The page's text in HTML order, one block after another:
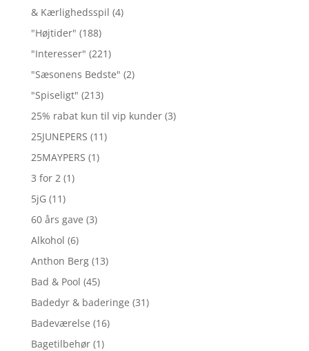
& Kærlighedsspil (4)
"Højtider" (188)
"Interesser" (221)
"Sæsonens Bedste" (2)
"Spiseligt" (213)
25% rabat kun til vip kunder (3)
25JUNEPERS (11)
25MAYPERS (1)
3 for 2 (1)
5jG (11)
60 års gave (3)
Alkohol (6)
Anthon Berg (13)
Bad & Pool (45)
Badedyr & baderinge (31)
Badeværelse (16)
Bagetilbehør (1)